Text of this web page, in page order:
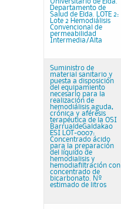
Universitario de Elda.
Departamento de
Salud de Elda. LOTE 2:
Lote 2 Hemodiálisis
Convencional de
permeabilidad
Intermedia/Alta
Suministro de
material sanitario y
puesta a disposición
del equipamiento
necesario para la
realización de
hemodiálisis aguda,
crónica y aféresis
terapéutica de la OSI
BarrualdeGaldakao
ESI LOT-0007:
Concentrado ácido
para la preparación
del líquido de
hemodialisis y
hemodiafiltración con
concentrado de
bicarbonato. Nº
estimado de litros